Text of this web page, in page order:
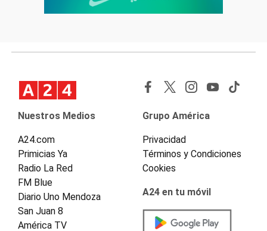
Nuestros Medios
A24.com
Primicias Ya
Radio La Red
FM Blue
Diario Uno Mendoza
San Juan 8
América TV
Grupo América
Privacidad
Términos y Condiciones
Cookies
A24 en tu móvil